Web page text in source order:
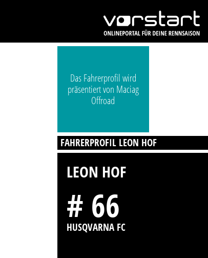
Das Fahrerprofil wird
präsentiert von Maciag
Offroad
FAHRERPROFIL LEON HOF
LEON HOF
# 66
HUSQVARNA FC